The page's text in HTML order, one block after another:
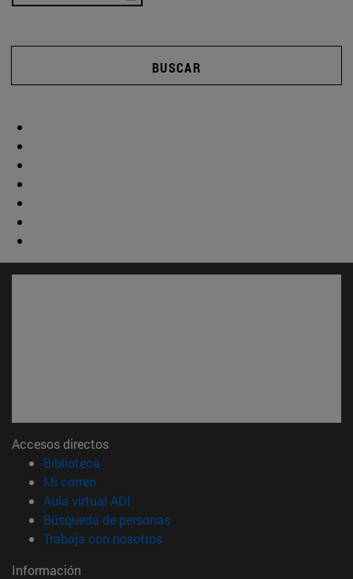
BUSCAR
Accesos directos
Biblioteca
Mi correo(abre en nueva ventana)
Aula virtual ADI
Búsqueda de personas(abre en nueva ventana)
Trabaja con nosotros(abre en nueva ventana)
Información